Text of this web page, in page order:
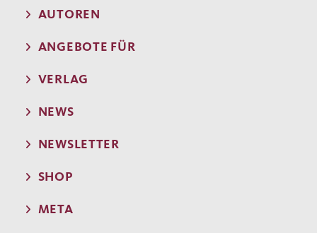
AUTOREN
ANGEBOTE FÜR
VERLAG
NEWS
NEWSLETTER
SHOP
META